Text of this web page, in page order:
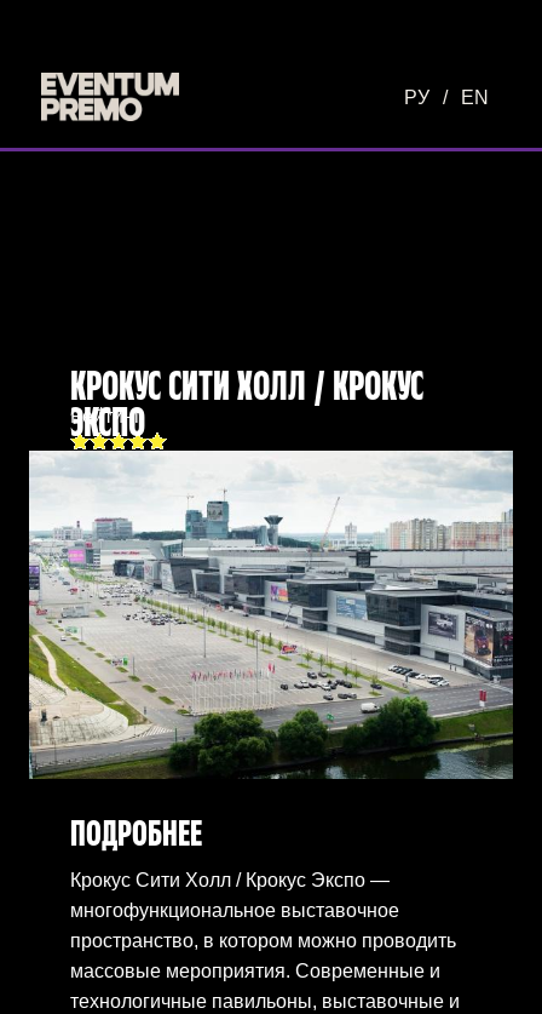
РУ / EN
КРОКУС СИТИ ХОЛЛ / КРОКУС
ЭКСПО
Рейтинг
ПОДРОБНЕЕ
Крокус Сити Холл / Крокус Экспо —
многофункциональное выставочное
пространство, в котором можно проводить
массовые мероприятия. Современные и
технологичные павильоны, выставочные и